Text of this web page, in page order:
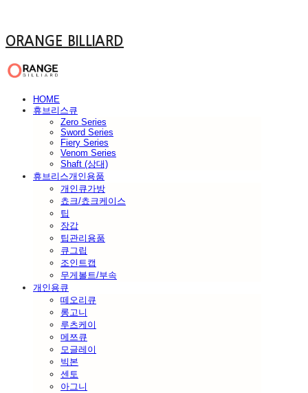
ORANGE BILLIARD
HOME
휴브리스큐
Zero Series
Sword Series
Fiery Series
Venom Series
Shaft (상대)
휴브리스개인용품
개인큐가방
쵸크/쵸크케이스
팁
장갑
팁관리용품
큐그립
조인트캡
무게볼트/부속
개인용큐
떼오리큐
롱고니
루츠케이
메쯔큐
모글레이
빅본
센토
아그니